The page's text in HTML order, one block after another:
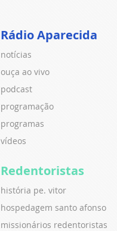
Rádio Aparecida
notícias
ouça ao vivo
podcast
programação
programas
vídeos
Redentoristas
história pe. vitor
hospedagem santo afonso
missionários redentoristas